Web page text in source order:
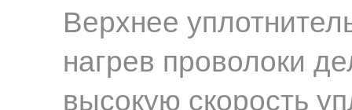
Верхнее
нагрев проволоки
высокую скорость